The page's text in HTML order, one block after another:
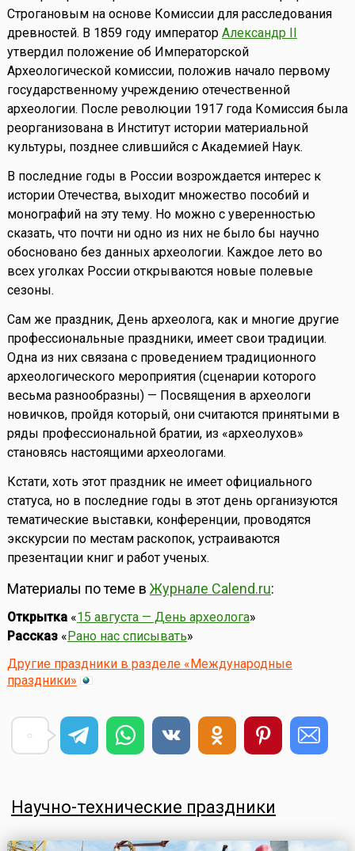
Строгановым на основе Комиссии для расследования
древностей. В 1859 году император Александр II
утвердил положение об Императорской
Археологической комиссии, положив начало первому
государственному учреждению отечественной
археологии. После революции 1917 года Комиссия была
реорганизована в Институт истории материальной
культуры, позднее слившийся с Академией Наук.
В последние годы в России возрождается интерес к
истории Отечества, выходит множество пособий и
монографий на эту тему. Но можно с уверенностью
сказать, что почти ни одно из них не было бы научно
обосновано без данных археологии. Каждое лето во
всех уголках России открываются новые полевые
сезоны.
Сам же праздник, День археолога, как и многие другие
профессиональные праздники, имеет свои традиции.
Одна из них связана с проведением традиционного
археологического мероприятия (сценарии которого
весьма разнообразны) — Посвящения в археологи
новичков, пройдя который, они считаются принятыми в
ряды профессиональной братии, из «археолухов»
становясь настоящими археологами.
Кстати, хоть этот праздник не имеет официального
статуса, но в последние годы в этот день организуются
тематические выставки, конференции, проводятся
экскурсии по местам раскопок, устраиваются
презентации книг и работ ученых.
Материалы по теме в Журнале Calend.ru:
Открытка«15 августа — День археолога»
Рассказ« Рано нас списывать»
Другие праздники в разделе «Международные
праздники»
Научно-технические праздники